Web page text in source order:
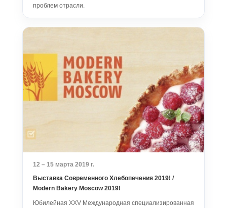
проблем отрасли.
12 – 15 марта 2019 г.
Выставка Современного Хлебопечения 2019! /
Modern Bakery Moscow 2019!
Юбилейная XXV Международная специализированная